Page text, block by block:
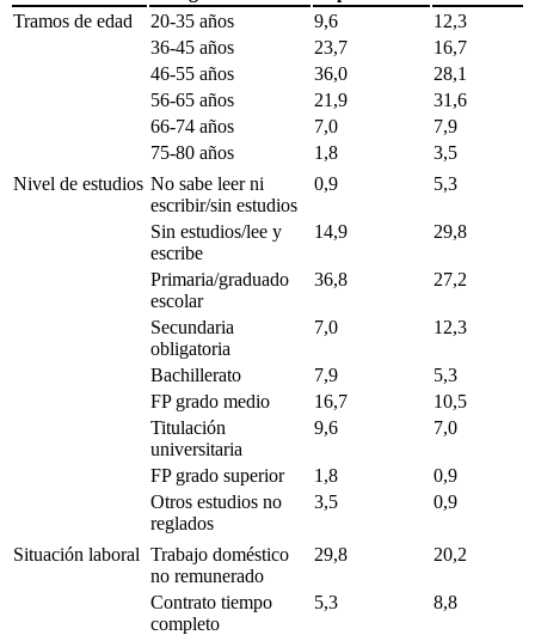
Tramos de edad
20-35 años 9,6
12,3
36-45 años
23,7
16,7
46-55 años
36,0
28,1
56-65 años
21,9
31,6
66-74 años
7,0
7,9
75-80 años
1,8
3,5
Nivel de estudios No sabe leer ni
escribir/sin estudios
0,9 5,3
Sin estudios/lee y
escribe
14,9 29,8
Primaria/graduado
escolar
36,8 27,2
Secundaria
obligatoria
7,0 12,3
Bachillerato 7,9
5,3
FP grado medio
16,7
10,5
Titulación
universitaria
9,6 7,0
FP grado superior 1,8
0,9
Otros estudios no
reglados
3,5 0,9
Situación laboral Trabajo doméstico
no remunerado
29,8 20,2
Contrato tiempo
completo
5,3 8,8